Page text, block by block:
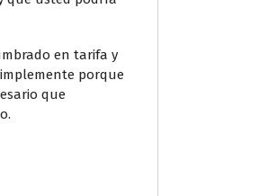
en tarifa y
porque
que